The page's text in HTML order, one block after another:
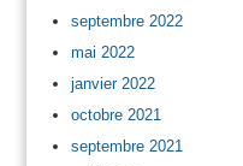
septembre 2022
mai 2022
janvier 2022
octobre 2021
septembre 2021